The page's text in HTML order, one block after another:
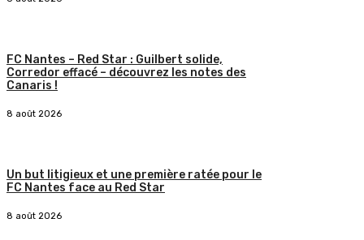
FC Nantes – Red Star : Guilbert solide,
Corredor effacé – découvrez les notes des
Canaris !
8 août 2026
Un but litigieux et une première ratée pour le
FC Nantes face au Red Star
8 août 2026